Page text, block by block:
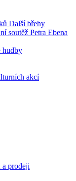
Další břehy
soutěž Petra Ebena
hudby
akcí
a prodeji